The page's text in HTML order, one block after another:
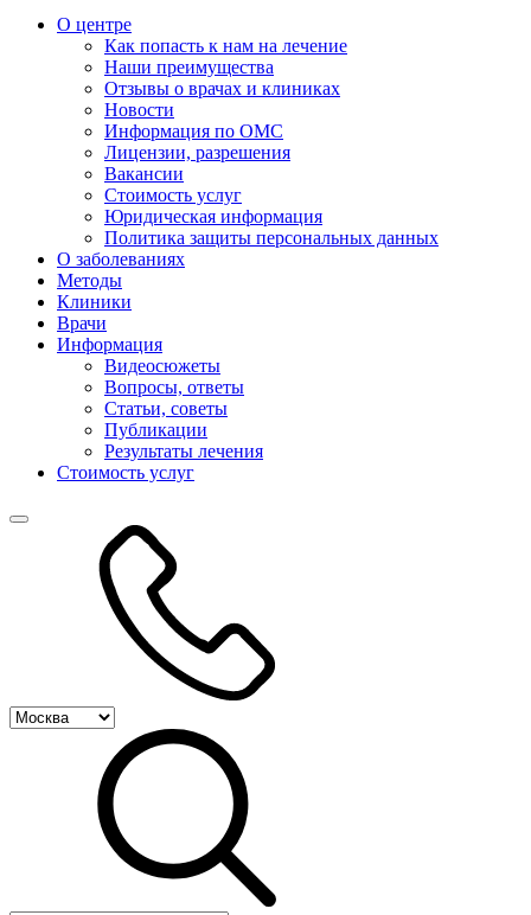
О центре
Как попасть к нам на лечение
Наши преимущества
Отзывы о врачах и клиниках
Новости
Информация по ОМС
Лицензии, разрешения
Вакансии
Стоимость услуг
Юридическая информация
Политика защиты персональных данных
О заболеваниях
Методы
Клиники
Врачи
Информация
Видеосюжеты
Вопросы, ответы
Статьи, советы
Публикации
Результаты лечения
Стоимость услуг